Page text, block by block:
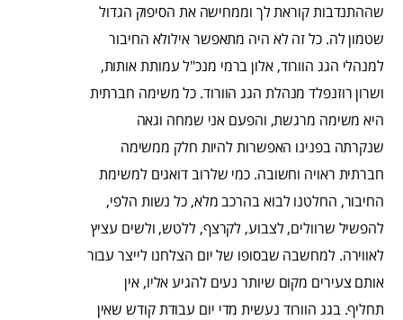
שההתנדבות קוראת לך וממחישה את הסיפוק הגדול
שטמון לה. כל זה לא היה מתאפשר אילולא החיבור
למנהלי הגג הוורוד, אלון ברמי מנכ"ל עמותת אותות,
ושרון רוזנפלד מנהלת הגג הוורוד. כל משימה חברתית
היא משימה מרגשת, והפעם אני שמחה וגאה
שנקרתה בפנינו האפשרות להיות חלק ממשימה
חברתית ראויה וחשובה. כמי שלרוב דואגים למשימת
החיבור, החלטנו לבוא בהרכב מלא, כל נשות הלפי,
להפשיל שרוולים, לצבוע, לקרצף, ללטש, ולשים עציץ
לאווירה. למחשבה שבסופו של יום הצלחנו לייצר עבור
אותם צעירים מקום שיותר נעים להגיע אליו, אין
תחליף.בגג הוורוד נעשית מדי יום עבודת קודש שאין